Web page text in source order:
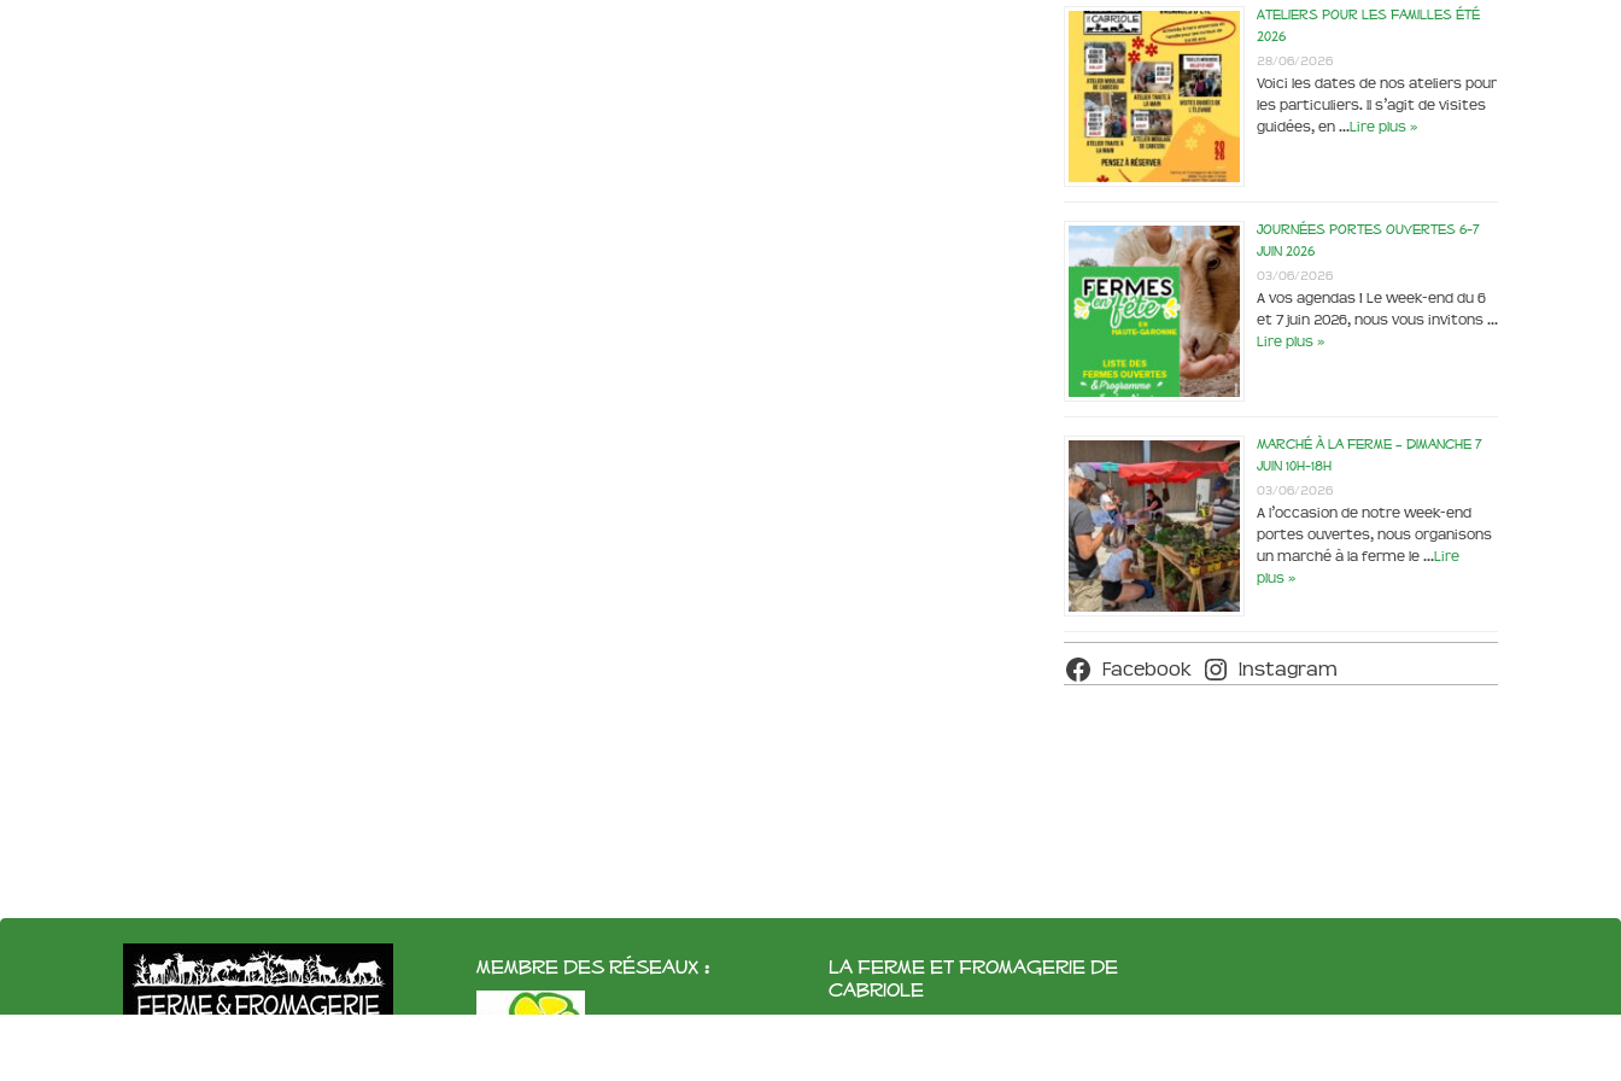
Ateliers pour les familles été
2026
28/06/2026
Voici les dates de nos ateliers pour
les particuliers. Il s’agit de visites
guidées, en …Lire plus »
Journées portes ouvertes 6-7
juin 2026
03/06/2026
A vos agendas ! Le week-end du 6
et 7 juin 2026, nous vous invitons …
Lire plus »
Marché à la ferme – dimanche 7
juin 10h-18h
03/06/2026
A l’occasion de notre week-end
portes ouvertes, nous organisons
un marché à la ferme le …Lire
plus »
Facebook Instagram
membre des réseaux :
La ferme et fromagerie de
cabriole